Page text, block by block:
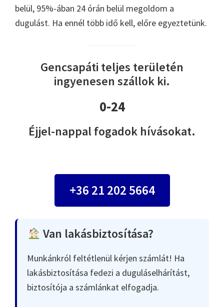
belül, 95%-ában 24 órán belül megoldom a
dugulást. Ha ennél több idő kell, előre egyeztetünk.
Gencsapáti teljes területén
ingyenesen szállok ki.
0-24
Éjjel-nappal fogadok hívásokat.
+36 21 202 5664
Van lakásbiztosítása?
Munkánkról feltétlenül kérjen számlát! Ha
lakásbiztosítása fedezi a duguláselhárítást,
biztosítója a számlánkat elfogadja.